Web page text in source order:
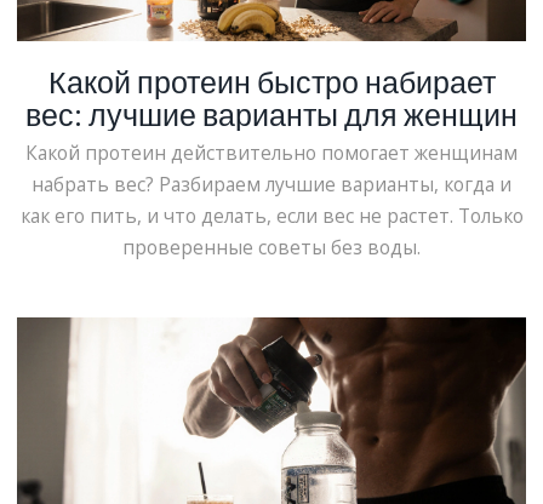
Какой протеин быстро набирает
вес: лучшие варианты для женщин
Какой протеин действительно помогает женщинам
набрать вес? Разбираем лучшие варианты, когда и
как его пить, и что делать, если вес не растет. Только
проверенные советы без воды.